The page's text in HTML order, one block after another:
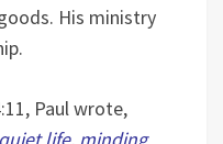
His ministry
Paul wrote,